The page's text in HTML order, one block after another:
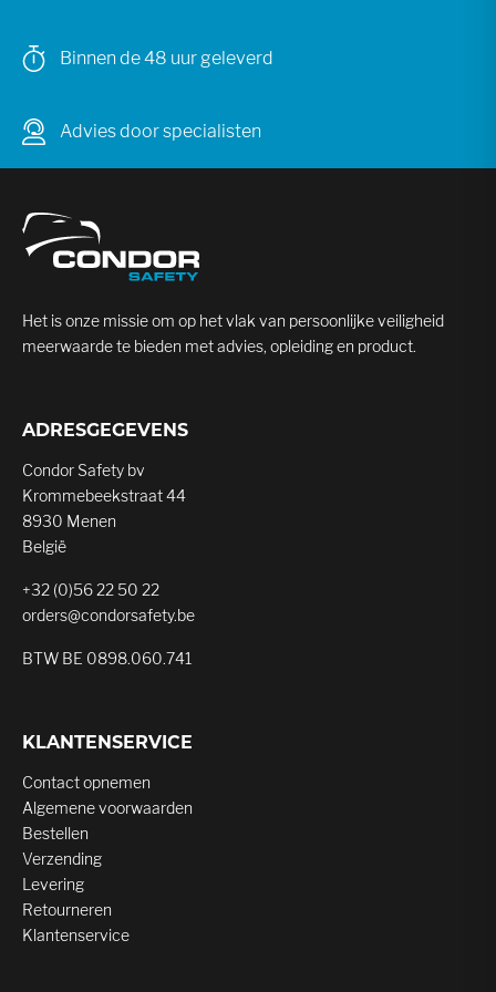
Binnen de 48 uur geleverd
Advies door specialisten
Het is onze missie om op het vlak van persoonlijke veiligheid
meerwaarde te bieden met advies, opleiding en product.
ADRESGEGEVENS
Condor Safety bv
Krommebeekstraat 44
8930 Menen
België
+32 (0)56 22 50 22
orders@condorsafety.be
BTW BE 0898.060.741
KLANTENSERVICE
Contact opnemen
Algemene voorwaarden
Bestellen
Verzending
Levering
Retourneren
Klantenservice